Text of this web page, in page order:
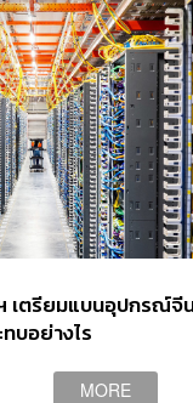
เตรียมแบนอุปกรณ์จี
บอย่างไร
MORE